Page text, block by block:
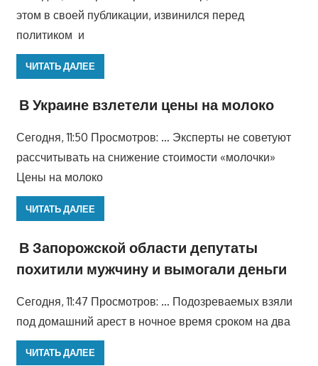
этом в своей публикации, извинился перед
политиком и
ЧИТАТЬ ДАЛЕЕ
В Украине взлетели цены на молоко
Сегодня, 11:50 Просмотров: … Эксперты не советуют
рассчитывать на снижение стоимости «молочки»
Цены на молоко
ЧИТАТЬ ДАЛЕЕ
В Запорожской области депутаты
похитили мужчину и вымогали деньги
Сегодня, 11:47 Просмотров: … Подозреваемых взяли
под домашний арест в ночное время сроком на два
ЧИТАТЬ ДАЛЕЕ